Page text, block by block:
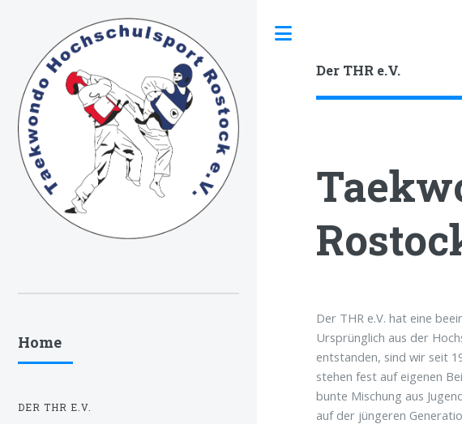
Der THR e.V.
Der THR e.V. hat eine
Ursprünglich aus der
entstanden, sind wir seit
stehen fest auf eigenen
bunte Mischung aus
auf der jüngeren
Home
DER THR E.V.
Toggle